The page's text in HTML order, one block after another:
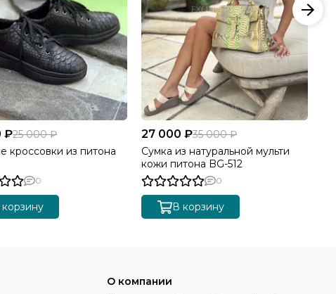
₽25 000 ₽
кроссовки из питона
0
27 000 ₽35 000 ₽
Сумка из натуральной мульти
кожи питона BG-512
0
В корзину
О компании